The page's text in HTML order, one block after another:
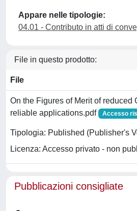
Appare nelle tipologie:
04.01 - Contributo in atti di
File in questo prodotto:
File
On the Figures of Merit of reduced
reliable applications.pdf
Accesso
Tipologia: Published (Publisher's
Licenza: Accesso privato - non
Pubblicazioni consigliate